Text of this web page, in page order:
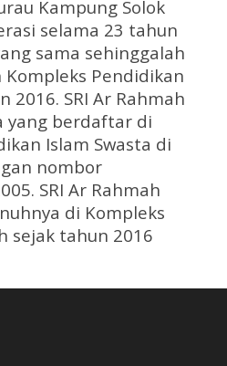
Kampung Solok
selama 23 tahun
sama sehinggalah
Pendidikan
2016. SRI Ar Rahmah
yang berdaftar di
Islam Swasta di
nombor
SRI Ar Rahmah
di Kompleks
sejak tahun 2016